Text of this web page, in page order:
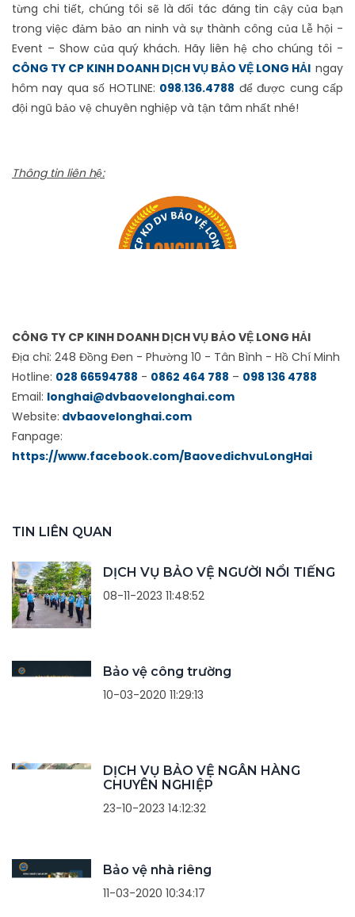
từng chi tiết, chúng tôi sẽ là đối tác đáng tin cậy của bạn
trong việc đảm bảo an ninh và sự thành công của Lễ hội -
Event – Show của quý khách. Hãy liên hệ cho chúng tôi -
CÔNG TY CP KINH DOANH DỊCH VỤ BẢO VỆ LONG HẢI ngay
hôm nay qua số HOTLINE: 098.136.4788 để được cung cấp
đội ngũ bảo vệ chuyên nghiệp và tận tâm nhất nhé!
Thông tin liên hệ:
CÔNG TY CP KINH DOANH DỊCH VỤ BẢO VỆ LONG HẢI
Địa chỉ: 248 Đồng Đen - Phường 10 - Tân Bình - Hồ Chí Minh
Hotline: 028 66594788 - 0862 464 788 – 098 136 4788
Email: longhai@dvbaovelonghai.com
Website: dvbaovelonghai.com
Fanpage:
https://www.facebook.com/BaovedichvuLongHai
TIN LIÊN QUAN
DỊCH VỤ BẢO VỆ NGƯỜI NỔI TIẾNG
08-11-2023 11:48:52
Bảo vệ công trường
10-03-2020 11:29:13
DỊCH VỤ BẢO VỆ NGÂN HÀNG
CHUYÊN NGHIỆP
23-10-2023 14:12:32
Bảo vệ nhà riêng
11-03-2020 10:34:17